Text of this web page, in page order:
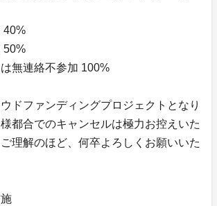
40%
50%
無連絡不参加 100%
ドファンディングプロジェクトとなり
都合でのキャンセルは極力お控えいた
理解のほど、何卒よろしくお願いいた